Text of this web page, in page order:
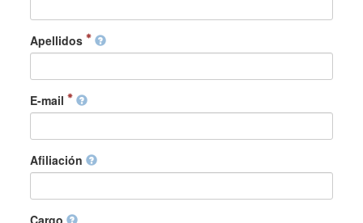
Apellidos
E-mail
Afiliación
Cargo